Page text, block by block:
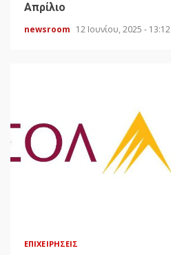
Απρίλιο
newsroom 12 Ιουνίου, 2025 - 13:12
ΕΠΙΧΕΙΡΉΣΕΙΣ